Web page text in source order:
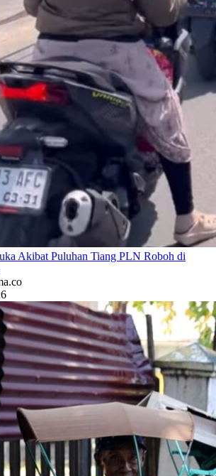
Akibat Puluhan Tiang PLN Roboh di